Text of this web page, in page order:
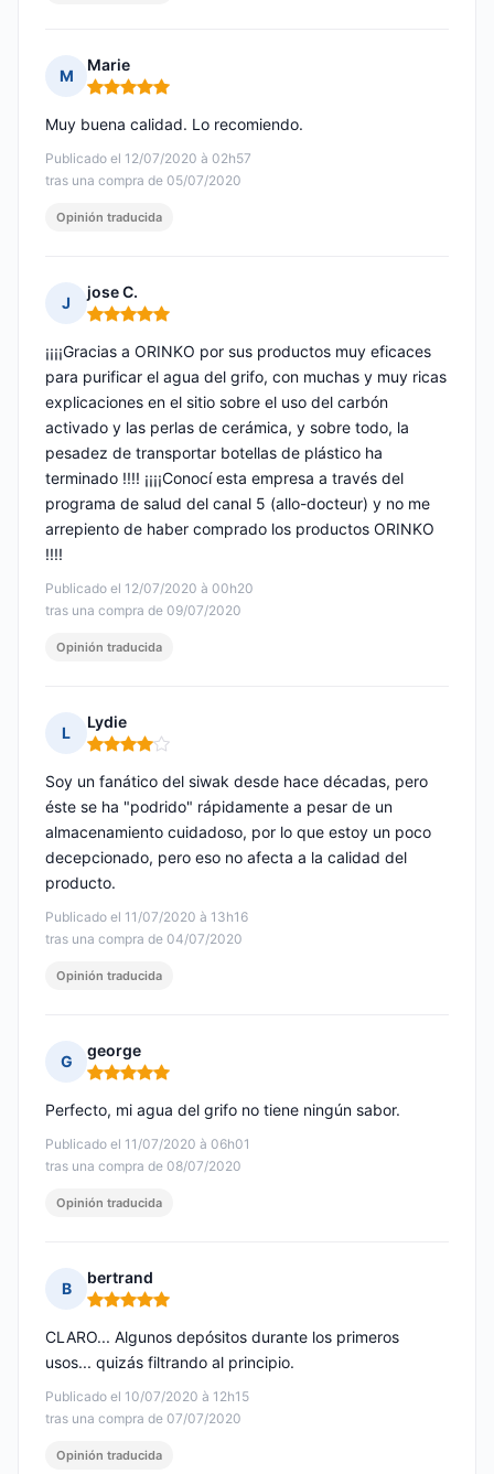
M
Marie
Nota: 5 de 5
Publicado el 12/07/2020 à 02h57
tras una compra de 05/07/2020
Muy buena calidad. Lo recomiendo.
Opinión traducida
J
jose C.
Nota: 5 de 5
Publicado el 12/07/2020 à 00h20
tras una compra de 09/07/2020
¡¡¡¡Gracias a ORINKO por sus productos muy eficaces
para purificar el agua del grifo, con muchas y muy ricas
explicaciones en el sitio sobre el uso del carbón
activado y las perlas de cerámica, y sobre todo, la
pesadez de transportar botellas de plástico ha
terminado !!!! ¡¡¡¡Conocí esta empresa a través del
programa de salud del canal 5 (allo-docteur) y no me
arrepiento de haber comprado los productos ORINKO
!!!!
Opinión traducida
L
Lydie
Nota: 4 de 5
Publicado el 11/07/2020 à 13h16
tras una compra de 04/07/2020
Soy un fanático del siwak desde hace décadas, pero
éste se ha "podrido" rápidamente a pesar de un
almacenamiento cuidadoso, por lo que estoy un poco
decepcionado, pero eso no afecta a la calidad del
producto.
Opinión traducida
G
george
Nota: 5 de 5
Publicado el 11/07/2020 à 06h01
tras una compra de 08/07/2020
Perfecto, mi agua del grifo no tiene ningún sabor.
Opinión traducida
B
bertrand
Nota: 5 de 5
Publicado el 10/07/2020 à 12h15
tras una compra de 07/07/2020
CLARO... Algunos depósitos durante los primeros
usos... quizás filtrando al principio.
Opinión traducida